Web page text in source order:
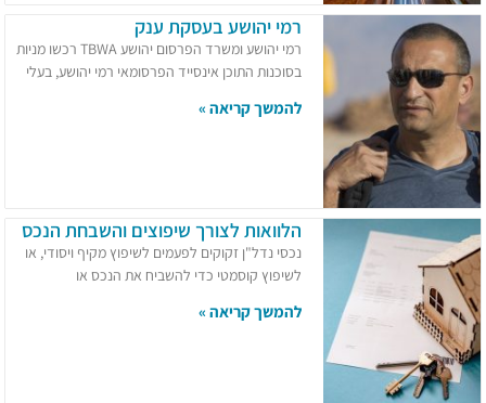
רמי יהושע בעסקת ענק
רמי יהושע ומשרד הפרסום יהושע TBWA רכשו מניות
בסוכנות התוכן אינסייד הפרסומאי רמי יהושע, בעלי
להמשך קריאה »
הלוואות לצורך שיפוצים והשבחת הנכס
נכסי נדל"ן זקוקים לפעמים לשיפוץ מקיף ויסודי, או
לשיפוץ קוסמטי כדי להשביח את הנכס או
להמשך קריאה »